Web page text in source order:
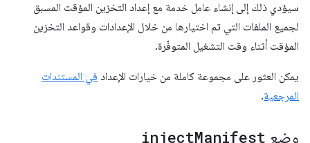
سيؤدي ذلك إلى إنشاء عامل خدمة مع إعداد التخزين المؤقت المسبق
لجميع الملفات التي تم اختيارها من خلال الإعدادات وقواعد التخزين
المؤقت أثناء وقت التشغيل المتوفّرة.
يمكن العثور على مجموعة كاملة من خيارات الإعداد في المستندات
المرجعية.
وضع injectManifest